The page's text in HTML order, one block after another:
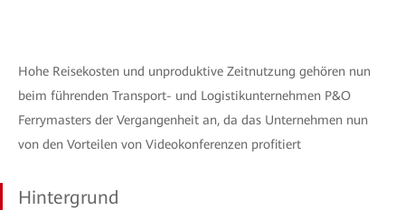
Hohe Reisekosten und unproduktive Zeitnutzung gehören nun
beim führenden Transport- und Logistikunternehmen P&O
Ferrymasters der Vergangenheit an, da das Unternehmen nun
von den Vorteilen von Videokonferenzen profitiert
Hintergrund